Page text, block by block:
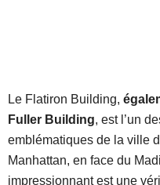
Le Flatiron Building,
Fuller Building, est l’un
emblématiques de la ville
Manhattan, en face du
impressionnant est une